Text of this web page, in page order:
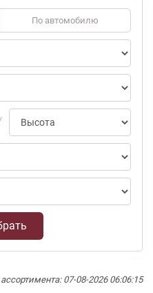
По автомобилю
07-08-2026 06:06:15